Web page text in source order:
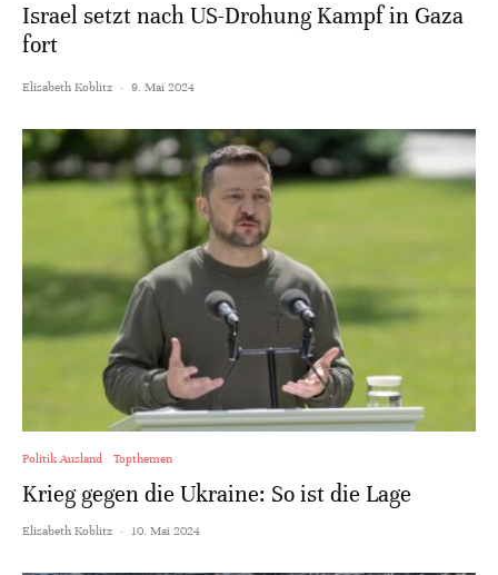
Israel setzt nach US-Drohung Kampf in Gaza
fort
Elisabeth Koblitz · 9. Mai 2024
Politik Ausland Topthemen
Krieg gegen die Ukraine: So ist die Lage
Elisabeth Koblitz · 10. Mai 2024